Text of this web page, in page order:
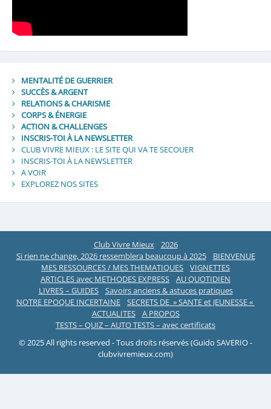
MENTALITÉ DE GUERRIER
SUCCÈS & ARGENT
RELATIONS & CHARISME
CORPS & ÉNERGIE
ACTION & CHALLENGES
INSCRIS-TOI À LA NEWSLETTER
CLUB VIVRE MIEUX : LE SITE QUI VA TE SECOUER
INSCRIS-TOI À LA NEWSLETTER
A VOIR
EXPLOREZ NOS SITES
Club Vivre Mieux
2026
Si rien ne change, 2026 ressemblera beaucoup à 2025
BIENVENUE
MES RESSOURCES / MES THEMATIQUES
VIGNETTES
ARTICLES avec METHODES EXPRESS
AU QUOTIDIEN
LIVRES – GUIDES
Savoirs anciens & astuces pratiques
NOTRE EPOQUE INCERTAINE
SECRETS DE » SANTE et JEUNESSE «
ACTUALITES
A PROPOS
TESTS – QUIZ – AUTO TESTS – avec certificats
© 2025 All rights reserved - Tous droits réservés (Guido SAVERIO -
clubvivremieux.com)